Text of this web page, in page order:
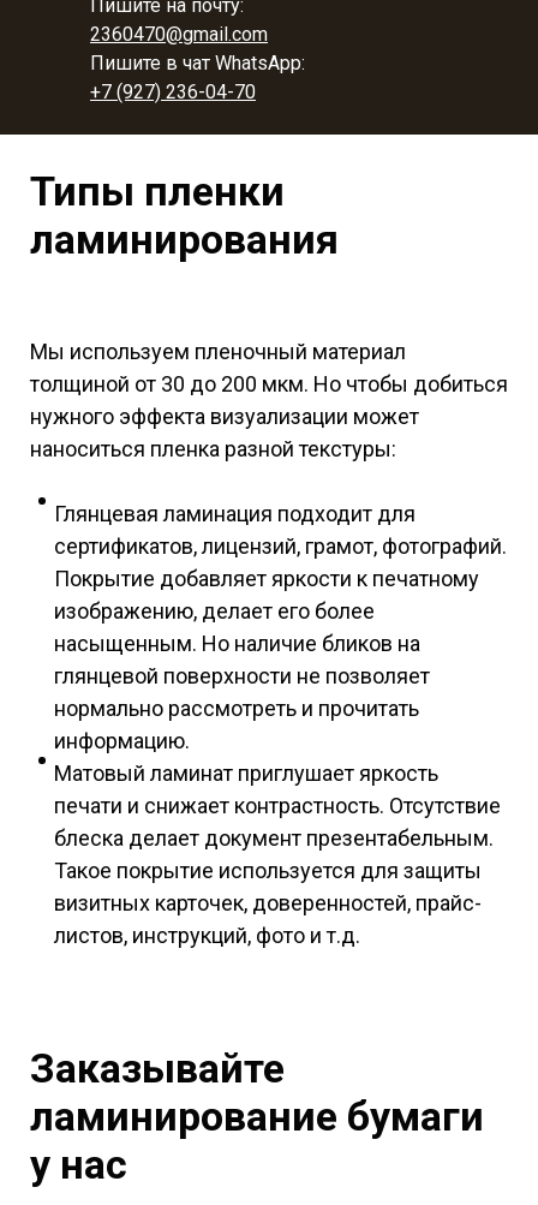
Пишите на почту:
2360470@gmail.com
Пишите в чат WhatsApp:
+7 (927) 236-04-70
Типы пленки
ламинирования
Мы используем пленочный материал
толщиной от 30 до 200 мкм. Но чтобы добиться
нужного эффекта визуализации может
наноситься пленка разной текстуры:
Глянцевая ламинация подходит для
сертификатов, лицензий, грамот, фотографий.
Покрытие добавляет яркости к печатному
изображению, делает его более
насыщенным. Но наличие бликов на
глянцевой поверхности не позволяет
нормально рассмотреть и прочитать
информацию.
Матовый ламинат приглушает яркость
печати и снижает контрастность. Отсутствие
блеска делает документ презентабельным.
Такое покрытие используется для защиты
визитных карточек, доверенностей, прайс-
листов, инструкций, фото и т.д.
Заказывайте
ламинирование бумаги
у нас